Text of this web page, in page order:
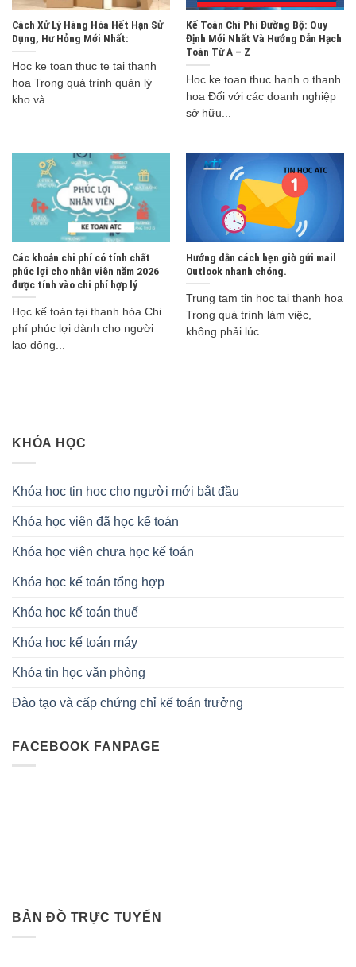
Cách Xử Lý Hàng Hóa Hết Hạn Sử
Dụng, Hư Hỏng Mới Nhất:
Hoc ke toan thuc te tai thanh
hoa Trong quá trình quản lý
kho và...
Kế Toán Chi Phí Đường Bộ: Quy
Định Mới Nhất Và Hướng Dẫn Hạch
Toán Từ A – Z
Hoc ke toan thuc hanh o thanh
hoa Đối với các doanh nghiệp
sở hữu...
Các khoản chi phí có tính chất
phúc lợi cho nhân viên năm 2026
được tính vào chi phí hợp lý
Học kế toán tại thanh hóa Chi
phí phúc lợi dành cho người
lao động...
Hướng dẫn cách hẹn giờ gửi mail
Outlook nhanh chóng.
Trung tam tin hoc tai thanh hoa
Trong quá trình làm việc,
không phải lúc...
KHÓA HỌC
Khóa học tin học cho người mới bắt đầu
Khóa học viên đã học kế toán
Khóa học viên chưa học kế toán
Khóa học kế toán tổng hợp
Khóa học kế toán thuế
Khóa học kế toán máy
Khóa tin học văn phòng
Đào tạo và cấp chứng chỉ kế toán trưởng
FACEBOOK FANPAGE
BẢN ĐỒ TRỰC TUYẾN